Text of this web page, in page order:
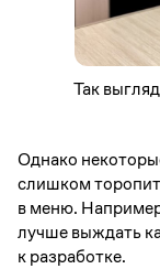
Так
Однако
слишком
в меню.
лучше выждать
к разработке.